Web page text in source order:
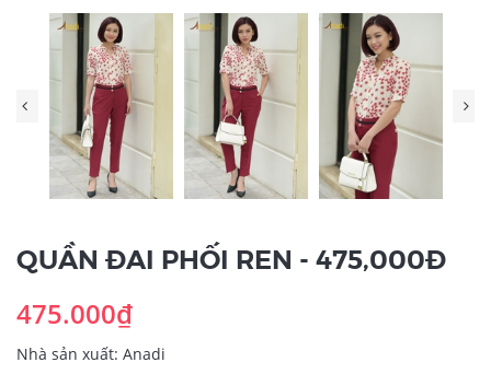
QUẦN ĐAI PHỐI REN - 475,000Đ
475.000₫
Nhà sản xuất: Anadi